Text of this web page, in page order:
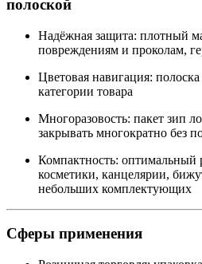
полоской
Надёжная защита: плотный
повреждениям и проколам,
Цветовая навигация:
категории товара
Многоразовость: пакет зип
закрывать многократно без
Компактность: оптимальный
косметики, канцелярии,
небольших комплектующих
Сферы применения